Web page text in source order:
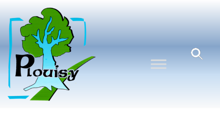
Commune
de